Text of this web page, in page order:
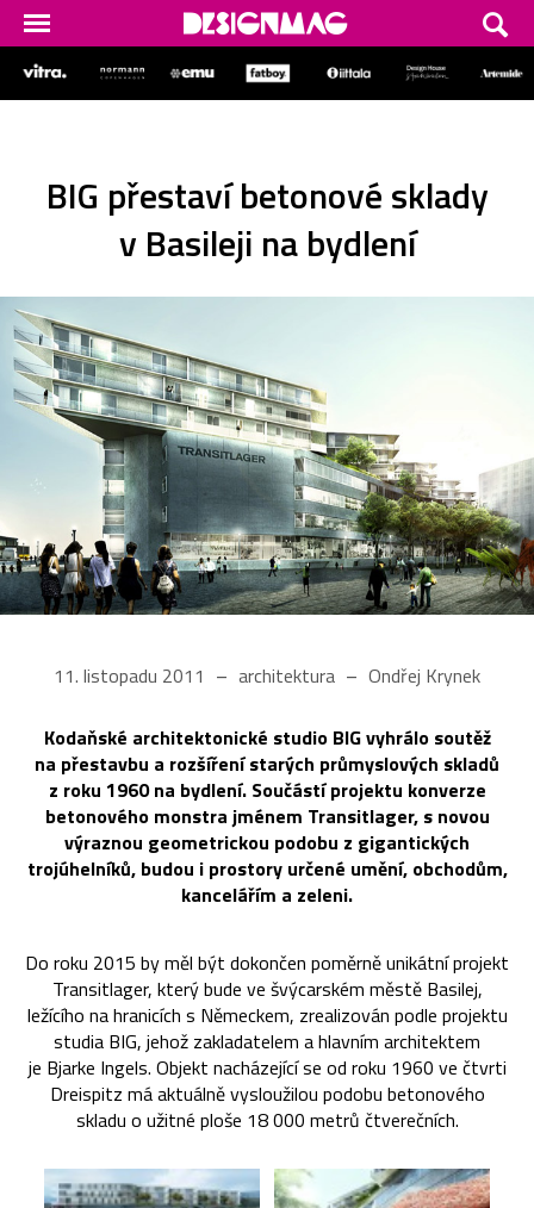
BIG přestaví betonové sklady
v Basileji na bydlení
11. listopadu 2011 architektura Ondřej Krynek
Kodaňské architektonické studio BIG vyhrálo soutěž
na přestavbu a rozšíření starých průmyslových skladů
z roku 1960 na bydlení. Součástí projektu konverze
betonového monstra jménem Transitlager, s novou
výraznou geometrickou podobu z gigantických
trojúhelníků, budou i prostory určené umění, obchodům,
kancelářím a zeleni.
Do roku 2015 by měl být dokončen poměrně unikátní projekt
Transitlager, který bude ve švýcarském městě Basilej,
ležícího na hranicích s Německem, zrealizován podle projektu
studia BIG, jehož zakladatelem a hlavním architektem
je Bjarke Ingels. Objekt nacházející se od roku 1960 ve čtvrti
Dreispitz má aktuálně vysloužilou podobu betonového
skladu o užitné ploše 18 000 metrů čtverečních.